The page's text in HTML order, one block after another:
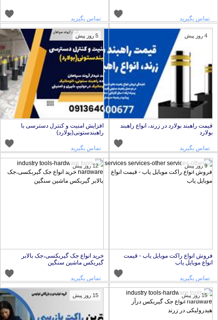
تماس بگیرید تماس بگیرید
قیمت راهبند بولارد در زرند، انواع راهبند
بولارد
تماس بگیرید
افزایش امنیت و کنترل دسترسی با
راهبندستونی(بولارد)
تماس بگیرید
9 روز پیش
فروش انواع راکت موبایل یاب - قیمت
انواع موبایل یاب
تماس بگیرید
12 روز پیش
خرید انواع جک گیربکسی،جک بالابر
گیربکس ماشین سنگین
تماس بگیرید
15 روز پیش 15 روز پیش